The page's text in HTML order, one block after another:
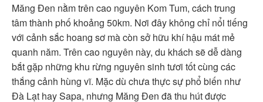
Măng Đen nằm trên cao nguyên Kom Tum, cách trung
tâm thành phố khoảng 50km. Nơi đây không chỉ nổi tiếng
với cảnh sắc hoang sơ mà còn sở hữu khí hậu mát mẻ
quanh năm. Trên cao nguyên này, du khách sẽ dễ dàng
bắt gặp những khu rừng nguyên sinh tươi tốt cùng các
thắng cảnh hùng vĩ. Mặc dù chưa thực sự phổ biến như
Đà Lạt hay Sapa, nhưng Măng Đen đã thu hút được